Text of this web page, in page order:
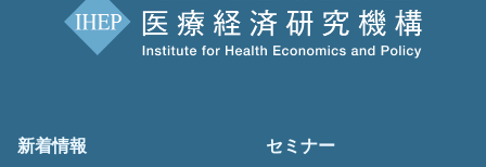
新着情報
セミナー